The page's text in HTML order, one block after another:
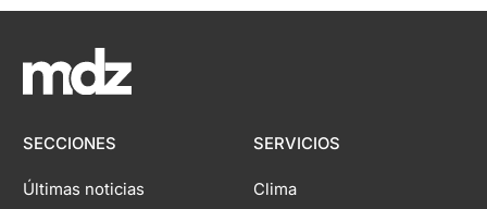
SECCIONES
Últimas noticias
SERVICIOS
Clima